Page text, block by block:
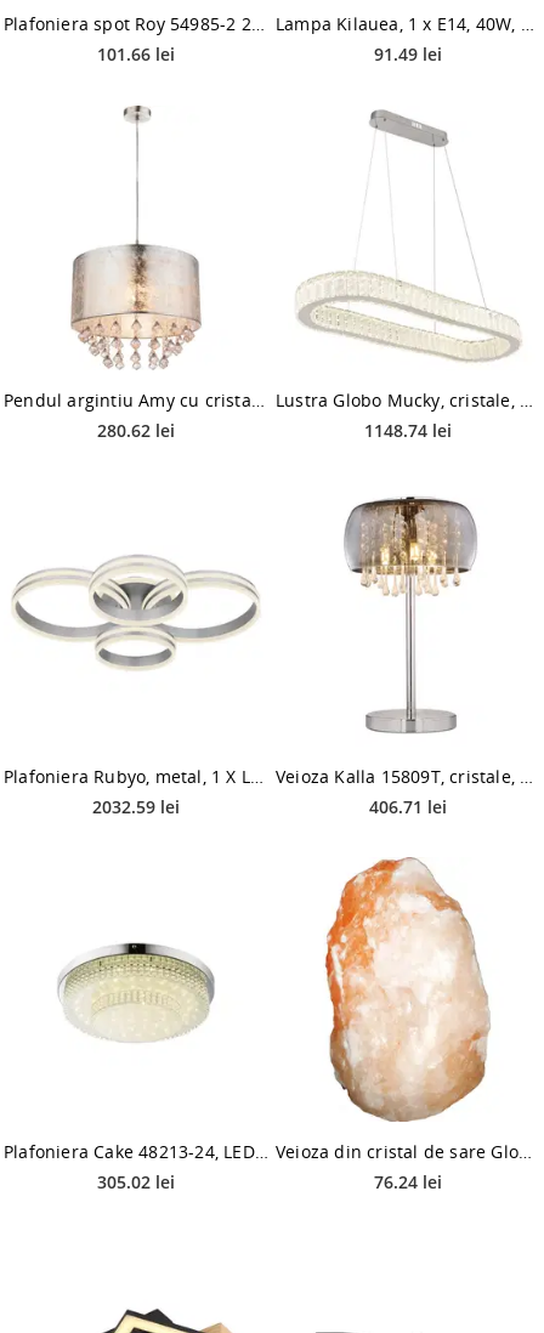
Plafoniera spot Roy 54985-2 2XE14, 40 W, crom
101.66 lei
Lampa Kilauea, 1 x E14, 40W, alb
91.49 lei
280.62 lei
1148.74 lei
2032.59 lei
406.71 lei
Plafoniera Cake 48213-24, LED 24W, 38 cm, 1870 LM
305.02 lei
Veioza din cristal de sare Globo Stone 28300, 1 x E14, 15 W, 160 mm
76.24 lei